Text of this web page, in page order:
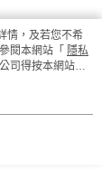
情，及若您不希
閱本網站「 隱私
司得按本網站使